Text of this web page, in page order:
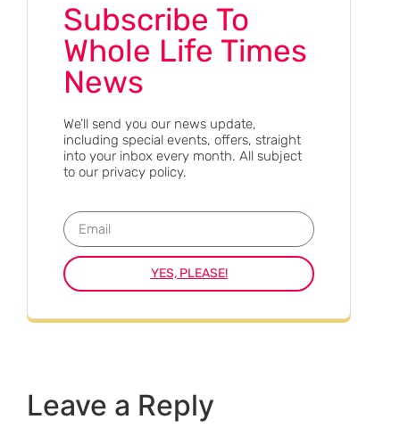
Subscribe To
Whole Life Times
News
We’ll send you our news update,
including special events, offers, straight
into your inbox every month. All subject
to our privacy policy.
YES, PLEASE!
Leave a Reply